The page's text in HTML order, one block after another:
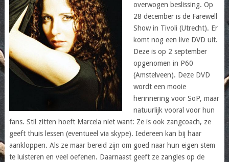
overwogen beslissing. Op
28 december is de Farewell
Show in Tivoli (Utrecht). Er
komt nog een live DVD uit.
Deze is op 2 september
opgenomen in P60
(Amstelveen). Deze DVD
wordt een mooie
herinnering voor SoP, maar
natuurlijk vooral voor hun
fans. Stil zitten hoeft Marcela niet want: Ze is ook zangcoach, ze
geeft thuis lessen (eventueel via skype). Iedereen kan bij haar
aankloppen. Als ze maar bereid zijn om goed naar hun eigen stem
te luisteren en veel oefenen. Daarnaast geeft ze zangles op de